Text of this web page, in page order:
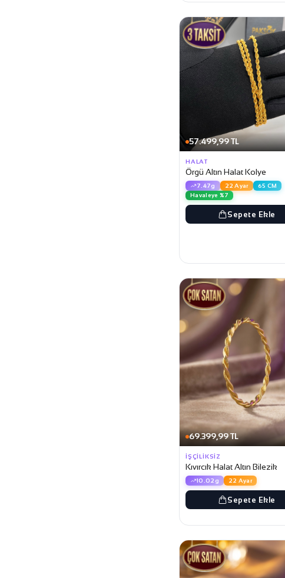
57.499,99 TL
HALAT
Örgü Altın Halat Kolye
7.47g 22 Ayar
65 CM
Havaleye %7
Sepete Ekle
69.399,99 TL
İŞÇILIKSIZ
Kıvırcık Halat Altın Bilezik
10.02g 22 Ayar
Sepete Ekle